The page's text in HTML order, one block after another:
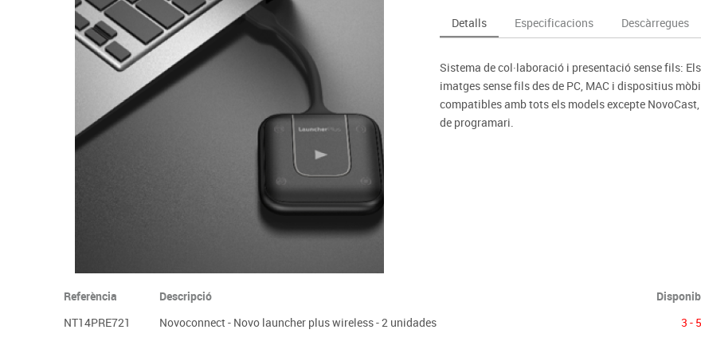
Complements d'oficina
Plastificació, enquadernació i destrucció
Informàtica
Dibuix tècnic i artístic
Material escolar
Construccions
Espais exteriors
Psicomotricitat
Jocs simbòlics
Mobiliari tecnològic
Monitors interactius
Videoprojecció
Taules escolars, abatibles i polivalents
Penjadors, prestatges i taquilles
Cadires, bancs i tamborets
Entrenament
Foam
Detalls Especificacions Descàrregues
Sistema de col·laboració i presentació sense fils:
imatges sense fils des de PC, MAC i dispositius
compatibles amb tots els models excepte
de programari.
Referència Descripció
NT14PRE721
Novoconnect - Novo launcher plus wireless - 2 unidades 3 -